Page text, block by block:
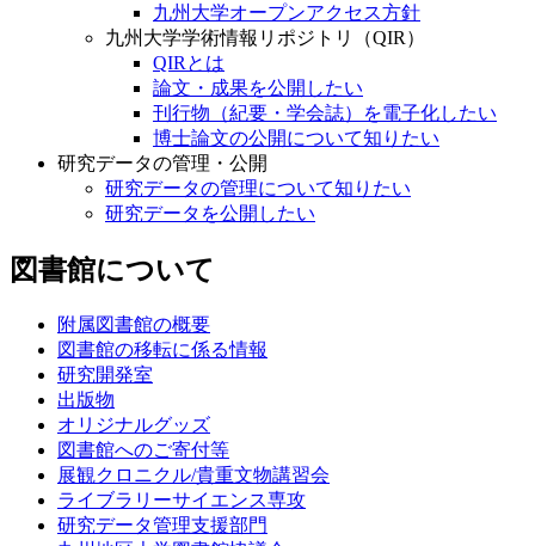
九州大学オープンアクセス方針
九州大学学術情報リポジトリ（QIR）
QIRとは
論文・成果を公開したい
刊行物（紀要・学会誌）を電子化したい
博士論文の公開について知りたい
研究データの管理・公開
研究データの管理について知りたい
研究データを公開したい
図書館について
附属図書館の概要
図書館の移転に係る情報
研究開発室
出版物
オリジナルグッズ
図書館へのご寄付等
展観クロニクル/貴重文物講習会
ライブラリーサイエンス専攻
研究データ管理支援部門